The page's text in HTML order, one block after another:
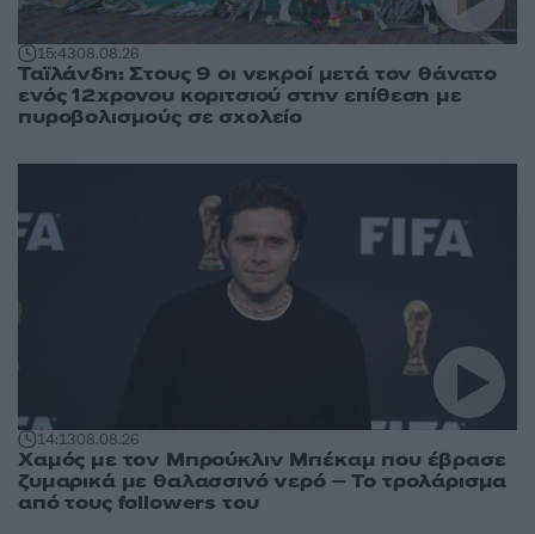
15:4308.08.26
Ταϊλάνδη: Στους 9 οι νεκροί μετά τον θάνατο
ενός 12χρονου κοριτσιού στην επίθεση με
πυροβολισμούς σε σχολείο
14:1308.08.26
Χαμός με τον Μπρούκλιν Μπέκαμ που έβρασε
ζυμαρικά με θαλασσινό νερό – Το τρολάρισμα
από τους followers του